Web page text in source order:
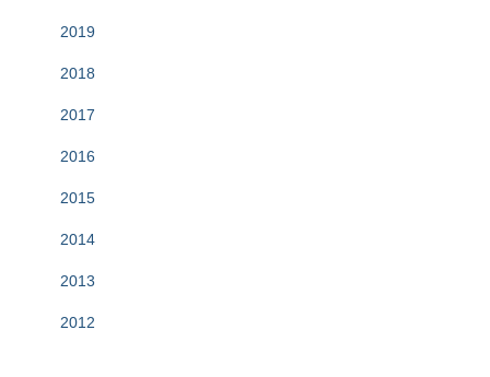
2019
2018
2017
2016
2015
2014
2013
2012